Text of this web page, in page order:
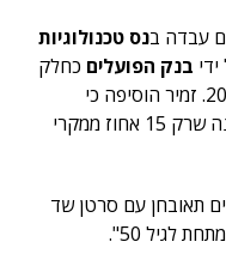
נס טכנולוגיות
בנק הפועלים כחלק
מפעילות האחריות החברתית לשנת 2017. זמיר הוסיפה כי
החליטה להקים את המיזם כאשר הבינה שרק 15 אחוז ממקרי
תאובחן עם סרטן שד